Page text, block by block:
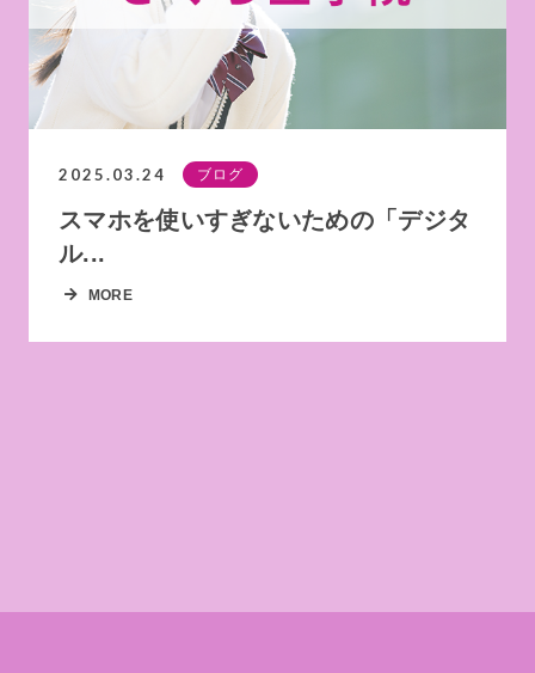
2025.03.24 ブログ
スマホを使いすぎないための「デジタ
ル...
MORE